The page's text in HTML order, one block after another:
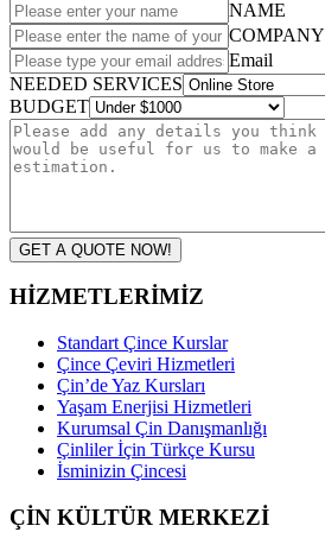
NAME
COMPANY
Email
NEEDED SERVICES
BUDGET
GET A QUOTE NOW!
HİZMETLERİMİZ
Standart Çince Kurslar
Çince Çeviri Hizmetleri
Çin’de Yaz Kursları
Yaşam Enerjisi Hizmetleri
Kurumsal Çin Danışmanlığı
Çinliler İçin Türkçe Kursu
İsminizin Çincesi
ÇİN KÜLTÜR MERKEZİ